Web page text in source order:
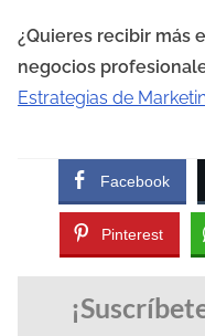
¿Quieres recibir más
negocios
Estrategias de
Facebook
Pinterest